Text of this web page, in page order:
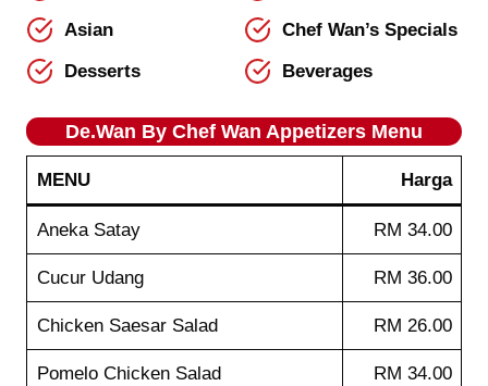
Asian
Chef Wan’s Specials
Desserts
Beverages
De.Wan By Chef Wan Appetizers Menu
MENU Harga
Aneka Satay RM 34.00
Cucur Udang RM 36.00
Chicken Saesar Salad RM 26.00
Pomelo Chicken Salad RM 34.00